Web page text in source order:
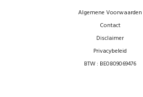
Algemene Voorwaarden
Contact
Disclaimer
Privacybeleid
BTW : BE0809069476